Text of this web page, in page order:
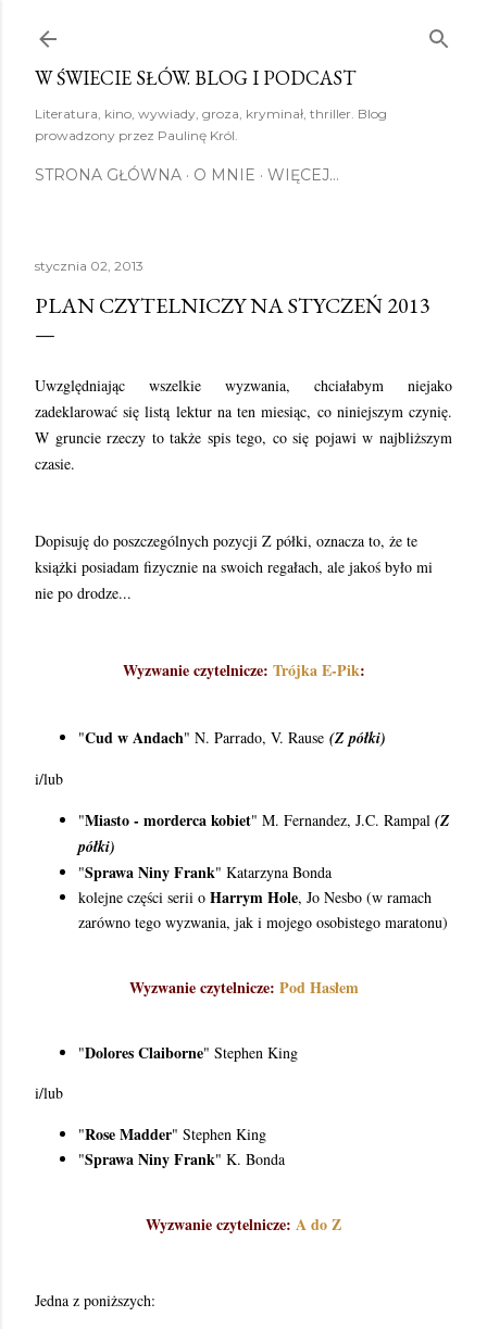
W ŚWIECIE SŁÓW. BLOG I PODCAST
Literatura, kino, wywiady, groza, kryminał, thriller. Blog
prowadzony przez Paulinę Król.
STRONA GŁÓWNA O MNIE WIĘCEJ…
stycznia 02, 2013
PLAN CZYTELNICZY NA STYCZEŃ 2013
Uwzględniając wszelkie wyzwania, chciałabym niejako
zadeklarować się listą lektur na ten miesiąc, co niniejszym czynię.
W gruncie rzeczy to także spis tego, co się pojawi w najbliższym
czasie.
Dopisuję do poszczególnych pozycji Z półki, oznacza to, że te
książki posiadam fizycznie na swoich regałach, ale jakoś było mi
nie po drodze...
Wyzwanie czytelnicze: Trójka E-Pik:
"Cud w Andach" N. Parrado, V. Rause (Z półki)
i/lub
"Miasto - morderca kobiet" M. Fernandez, J.C. Rampal (Z
półki)
"Sprawa Niny Frank" Katarzyna Bonda
kolejne części serii o Harrym Hole, Jo Nesbo (w ramach
zarówno tego wyzwania, jak i mojego osobistego maratonu)
Wyzwanie czytelnicze: Pod Hasłem
"Dolores Claiborne" Stephen King
i/lub
"Rose Madder" Stephen King
"Sprawa Niny Frank" K. Bonda
Wyzwanie czytelnicze: A do Z
Jedna z poniższych: